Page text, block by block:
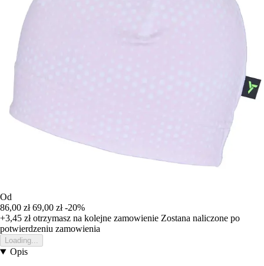
Od
86,00 zł 69,00 zł -20%
+3,45 złotrzymasz na kolejne zamowienie Zostana naliczone po
potwierdzeniu zamowienia
Loading...
Opis